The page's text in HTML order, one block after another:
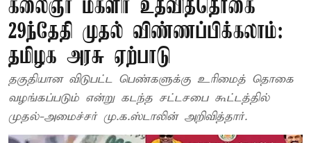
கலைஞர் மகளிர் உதவித்தொகை
29ந்தேதி முதல் விண்ணப்பிக்கலாம்:
தமிழக அரசு ஏற்பாடு
தகுதியான விடுபட்ட பெண்களுக்கு உரிமைத் தொகை
வழங்கப்படும் என்று கடந்த சட்டசபை கூட்டத்தில்
முதல்-அமைச்சர் மு.க.ஸ்டாலின் அறிவித்தார்.